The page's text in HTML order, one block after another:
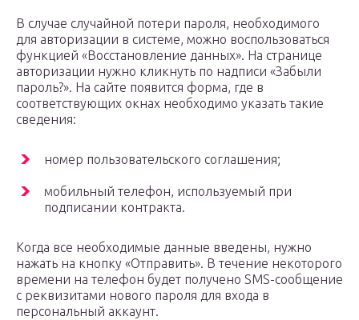
В случае случайной потери пароля, необходимого
для авторизации в системе, можно воспользоваться
функцией «Восстановление данных». На странице
авторизации нужно кликнуть по надписи «Забыли
пароль?». На сайте появится форма, где в
соответствующих окнах необходимо указать такие
сведения:
номер пользовательского соглашения;
мобильный телефон, используемый при
подписании контракта.
Когда все необходимые данные введены, нужно
нажать на кнопку «Отправить». В течение некоторого
времени на телефон будет получено SMS-сообщение
с реквизитами нового пароля для входа в
персональный аккаунт.